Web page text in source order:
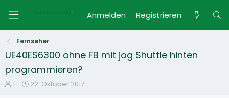
Anmelden Registrieren
Fernseher
UE40ES6300 ohne FB mit jog Shuttle hinten
programmieren?
E
T.
E
22. Oktober 2017